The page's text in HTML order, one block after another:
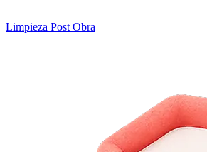
Limpieza Post Obra